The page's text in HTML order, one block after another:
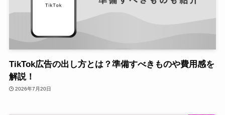
TikTok広告の出し方とは？準備すべきものや費用感を
解説！
2026年7月20日